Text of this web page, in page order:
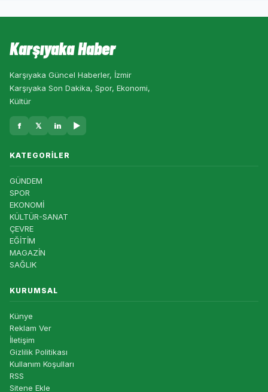
Karşıyaka Haber
Karşıyaka Güncel Haberler, İzmir
Karşıyaka Son Dakika, Spor, Ekonomi,
Kültür
f 𝕏 in ▶
KATEGORILER
GÜNDEM
SPOR
EKONOMİ
KÜLTÜR-SANAT
ÇEVRE
EĞİTİM
MAGAZİN
SAĞLIK
KURUMSAL
Künye
Reklam Ver
İletişim
Gizlilik Politikası
Kullanım Koşulları
RSS
Sitene Ekle